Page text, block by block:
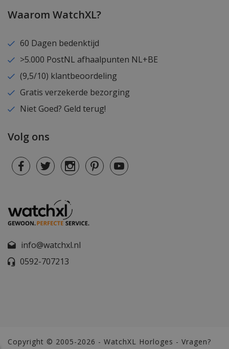
Waarom WatchXL?
60 Dagen bedenktijd
>5.000 PostNL afhaalpunten NL+BE
(9,5/10) klantbeoordeling
Gratis verzekerde bezorging
Niet Goed? Geld terug!
Volg ons
info@watchxl.nl
0592-707213
Copyright © 2005-2026 - WatchXL Horloges - Vragen?